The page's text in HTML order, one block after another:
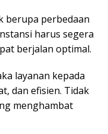
berupa perbedaan
harus segera
berjalan optimal.
layanan kepada
dan efisien. Tidak
menghambat